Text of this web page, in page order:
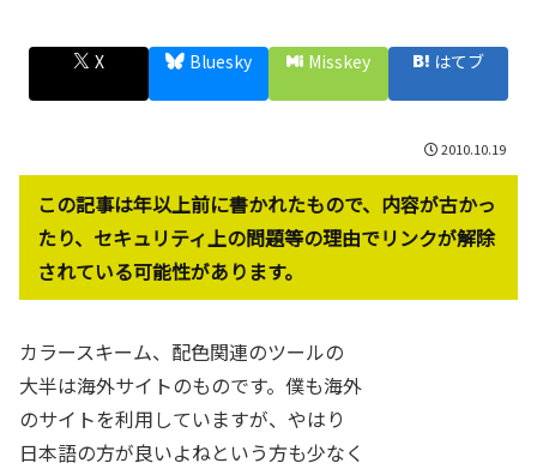
X Bluesky Misskey はてブ
2010.10.19
この記事は年以上前に書かれたもので、内容が古かっ
たり、セキュリティ上の問題等の理由でリンクが解除
されている可能性があります。
カラースキーム、配色関連のツールの
大半は海外サイトのものです。僕も海外
のサイトを利用していますが、やはり
日本語の方が良いよねという方も少なく